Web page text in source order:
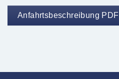
Anfahrtsbeschreibung PDF